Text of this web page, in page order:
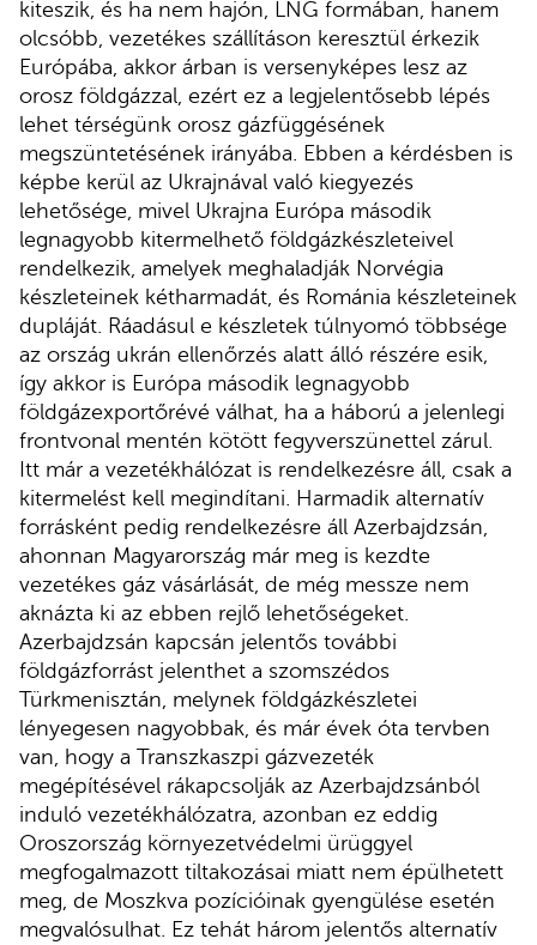
kiteszik, és ha nem hajón, LNG formában, hanem
olcsóbb, vezetékes szállításon keresztül érkezik
Európába, akkor árban is versenyképes lesz az
orosz földgázzal, ezért ez a legjelentősebb lépés
lehet térségünk orosz gázfüggésének
megszüntetésének irányába. Ebben a kérdésben is
képbe kerül az Ukrajnával való kiegyezés
lehetősége, mivel Ukrajna Európa második
legnagyobb kitermelhető földgázkészleteivel
rendelkezik, amelyek meghaladják Norvégia
készleteinek kétharmadát, és Románia készleteinek
dupláját. Ráadásul e készletek túlnyomó többsége
az ország ukrán ellenőrzés alatt álló részére esik,
így akkor is Európa második legnagyobb
földgázexportőrévé válhat, ha a háború a jelenlegi
frontvonal mentén kötött fegyverszünettel zárul.
Itt már a vezetékhálózat is rendelkezésre áll, csak a
kitermelést kell megindítani. Harmadik alternatív
forrásként pedig rendelkezésre áll Azerbajdzsán,
ahonnan Magyarország már meg is kezdte
vezetékes gáz vásárlását, de még messze nem
aknázta ki az ebben rejlő lehetőségeket.
Azerbajdzsán kapcsán jelentős további
földgázforrást jelenthet a szomszédos
Türkmenisztán, melynek földgázkészletei
lényegesen nagyobbak, és már évek óta tervben
van, hogy a Transzkaszpi gázvezeték
megépítésével rákapcsolják az Azerbajdzsánból
induló vezetékhálózatra, azonban ez eddig
Oroszország környezetvédelmi ürüggyel
megfogalmazott tiltakozásai miatt nem épülhetett
meg, de Moszkva pozícióinak gyengülése esetén
megvalósulhat. Ez tehát három jelentős alternatív